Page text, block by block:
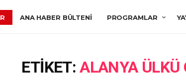
ANA HABER BÜLTENI PROGRAMLAR
ETIKET:ALANYA ÜLKÜ